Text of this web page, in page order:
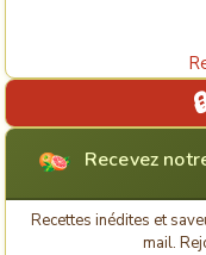
Recevez
Recettes inédites et
mail.